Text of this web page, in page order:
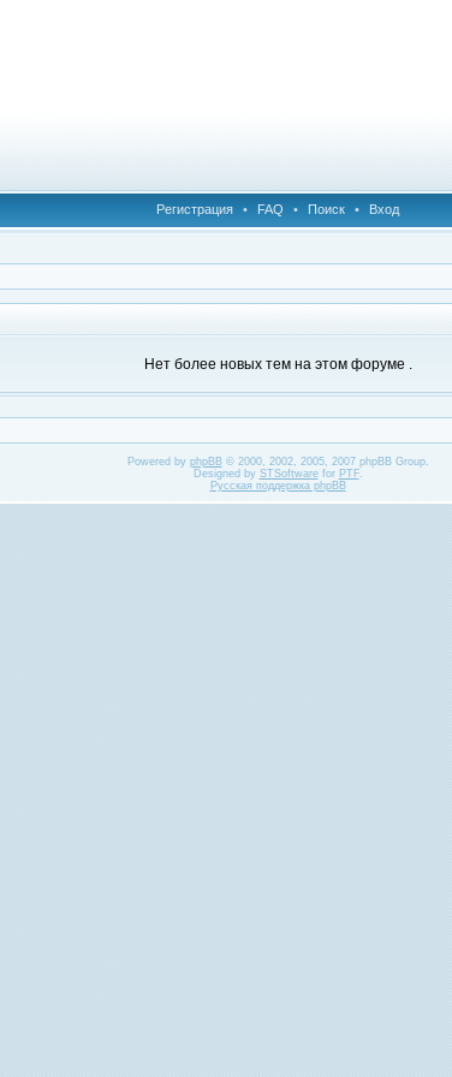
Регистрация • FAQ • Поиск • Вход
Нет более новых тем на этом форуме .
Powered by phpBB© 2000, 2002, 2005, 2007 phpBB Group.
Designed by STSoftwarefor PTF.
Русская поддержка phpBB